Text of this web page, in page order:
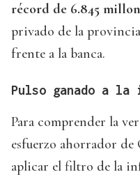
récord de 6.845
privado de la
frente a la banca.
Pulso ganado a
Para comprender la
esfuerzo ahorrador de
aplicar el filtro de la